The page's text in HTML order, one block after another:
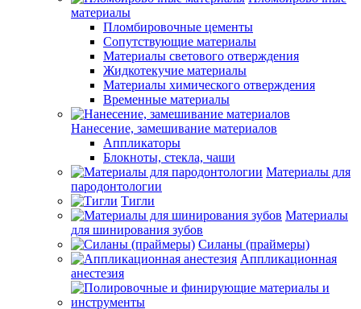
материалы
Пломбировочные цементы
Сопутствующие материалы
Материалы светового отверждения
Жидкотекучие материалы
Материалы химического отверждения
Временные материалы
Нанесение, замешивание материалов
Аппликаторы
Блокноты, стекла, чаши
Материалы для
пародонтологии
Тигли
Материалы
для шинирования зубов
Силаны (праймеры)
Аппликационная
анестезия